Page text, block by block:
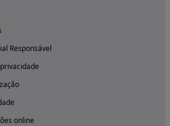
Responsável
online